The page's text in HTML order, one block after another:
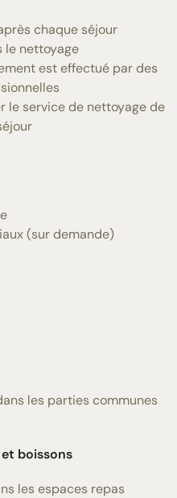
chaque séjour
le nettoyage
est effectué par des
le service de nettoyage de
(sur demande)
les parties communes
boissons
les espaces repas